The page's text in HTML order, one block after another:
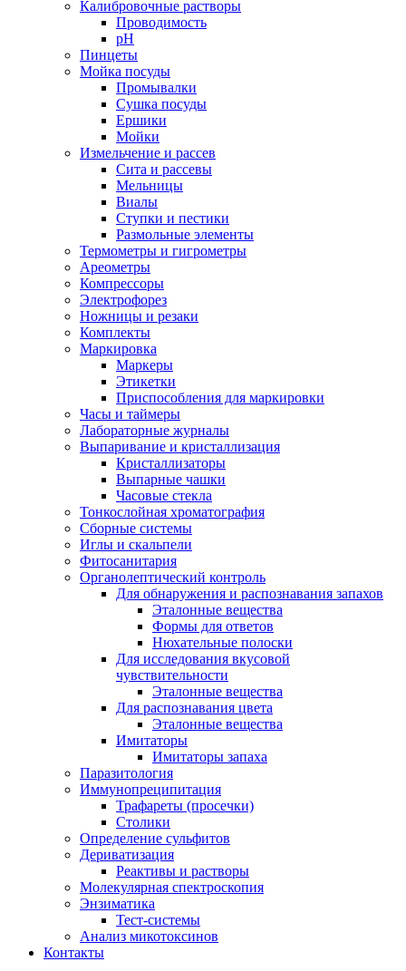
Калибровочные растворы
Проводимость
pH
Пинцеты
Мойка посуды
Промывалки
Сушка посуды
Ершики
Мойки
Измельчение и рассев
Сита и рассевы
Мельницы
Виалы
Ступки и пестики
Размольные элементы
Термометры и гигрометры
Ареометры
Компрессоры
Электрофорез
Ножницы и резаки
Комплекты
Маркировка
Маркеры
Этикетки
Приспособления для маркировки
Часы и таймеры
Лабораторные журналы
Выпаривание и кристаллизация
Кристаллизаторы
Выпарные чашки
Часовые стекла
Тонкослойная хроматография
Сборные системы
Иглы и скальпели
Фитосанитария
Органолептический контроль
Для обнаружения и распознавания запахов
Эталонные вещества
Формы для ответов
Нюхательные полоски
Для исследования вкусовой
чувствительности
Эталонные вещества
Для распознавания цвета
Эталонные вещества
Имитаторы
Имитаторы запаха
Паразитология
Иммунопреципитация
Трафареты (просечки)
Столики
Определение сульфитов
Дериватизация
Реактивы и растворы
Молекулярная спектроскопия
Энзиматика
Тест-системы
Анализ микотоксинов
Контакты